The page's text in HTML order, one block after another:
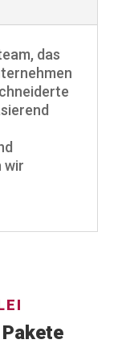
das
wir